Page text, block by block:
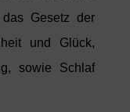
sGesetz der
und Glück,
sowie Schlaf